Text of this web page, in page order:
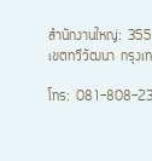
สำนักงานใหญ่:
เขตทวีวัฒนา กรุง
โทร: 081-808-